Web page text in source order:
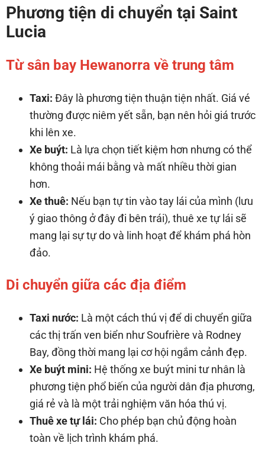
Phương tiện di chuyển tại Saint
Lucia
Từ sân bay Hewanorra về trung tâm
Taxi: Đây là phương tiện thuận tiện nhất. Giá vé
thường được niêm yết sẵn, bạn nên hỏi giá trước
khi lên xe.
Xe buýt: Là lựa chọn tiết kiệm hơn nhưng có thể
không thoải mái bằng và mất nhiều thời gian
hơn.
Xe thuê: Nếu bạn tự tin vào tay lái của mình (lưu
ý giao thông ở đây đi bên trái), thuê xe tự lái sẽ
mang lại sự tự do và linh hoạt để khám phá hòn
đảo.
Di chuyển giữa các địa điểm
Taxi nước: Là một cách thú vị để di chuyển giữa
các thị trấn ven biển như Soufrière và Rodney
Bay, đồng thời mang lại cơ hội ngắm cảnh đẹp.
Xe buýt mini: Hệ thống xe buýt mini tư nhân là
phương tiện phổ biến của người dân địa phương,
giá rẻ và là một trải nghiệm văn hóa thú vị.
Thuê xe tự lái: Cho phép bạn chủ động hoàn
toàn về lịch trình khám phá.